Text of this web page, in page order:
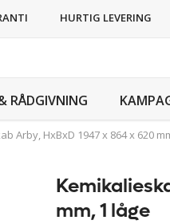
HURTIG LEVERING
RÅDGIVNING
Arby, HxBxD 1947 x 864 x 620
mm, 1 låge